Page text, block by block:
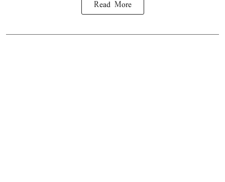
Read More